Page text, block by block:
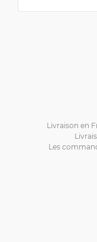
Livraison en
Les